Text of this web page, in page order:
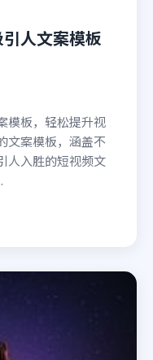
人文案模板
模板，轻松提升视
文案模板，涵盖不
人入胜的短视频文